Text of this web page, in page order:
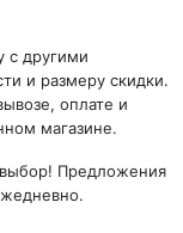
с другими
и размеру скидки.
оплате и
магазине.
Предложения